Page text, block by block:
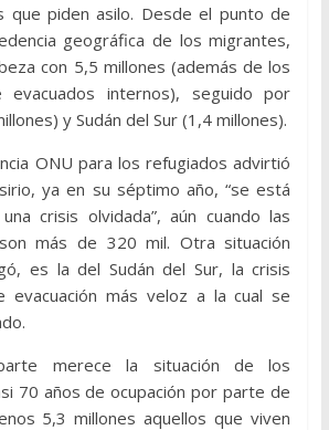
que piden asilo. Desde el punto de
geográfica de los migrantes,
con 5,5 millones (además de los
evacuados internos), seguido por
y Sudán del Sur (1,4 millones).
ONU para los refugiados advirtió
ya en su séptimo año, “se está
crisis olvidada”, aún cuando las
más de 320 mil. Otra situación
es la del Sudán del Sur, la crisis
evacuación más veloz a la cual se
merece la situación de los
70 años de ocupación por parte de
5,3 millones aquellos que viven